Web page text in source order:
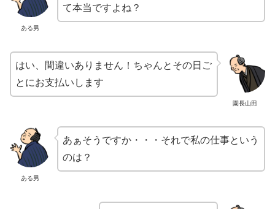
ある男
て本当ですよね？
園長山田
はい、間違いありません！ちゃんとその日ご
とにお支払いします
ある男
あぁそうですか・・・それで私の仕事という
のは？